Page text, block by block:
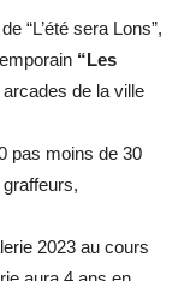
“L’été sera Lons”,
“Les
de la ville
pas moins de 30
2023 au cours